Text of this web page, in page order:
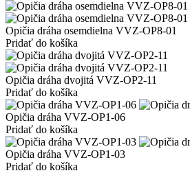
Opičia dráha osemdielna VVZ-OP8-01
Pridať do košíka
Opičia dráha dvojitá VVZ-OP2-11
Pridať do košíka
Opičia dráha VVZ-OP1-06
Pridať do košíka
Opičia dráha VVZ-OP1-03
Pridať do košíka